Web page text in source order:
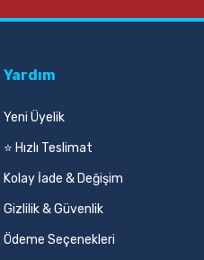
Yardım
Yeni Üyelik
⭐ Hızlı Teslimat
Kolay İade & Değişim
Gizlilik & Güvenlik
Ödeme Seçenekleri